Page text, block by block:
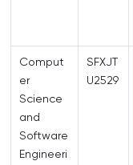
Comput
er
Science
and
Software
Engineeri
SFXJT
U2529